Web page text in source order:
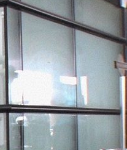
E齋藤樹愛羅＆佐々木舞香SP
ビュー